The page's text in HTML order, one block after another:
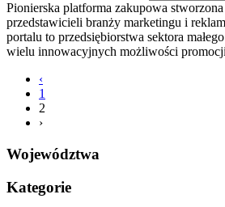
Pionierska platforma zakupowa
przedstawicieli branży marketingu i
portalu to przedsiębiorstwa sektora
wielu innowacyjnych możliwości
‹
1
2
›
Województwa
Kategorie